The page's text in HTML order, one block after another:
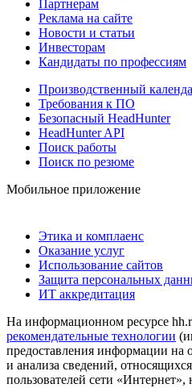
Партнерам
Реклама на сайте
Новости и статьи
Инвесторам
Кандидаты по профессиям
Производственный
Требования к ПО
Безопасный HeadHunter
HeadHunter API
Поиск работы
Поиск по резюме
Мобильное приложение
Этика и комплаенс
Оказание услуг
Использование сайтов
Защита персональных
ИТ аккредитация
На информационном ресурсе
рекомендательные технологии
предоставления информации на
и анализа сведений,
пользователей сети